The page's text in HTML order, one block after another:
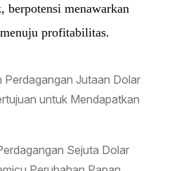
berpotensi menawarkan
profitabilitas.
Perdagangan Jutaan Dolar
untuk Mendapatkan
Sejuta Dolar